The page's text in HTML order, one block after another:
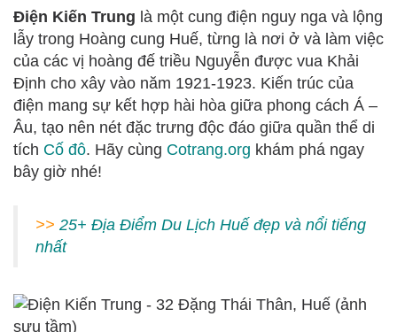
Điện Kiến Trung là một cung điện nguy nga và lộng
lẫy trong Hoàng cung Huế, từng là nơi ở và làm việc
của các vị hoàng đế triều Nguyễn được vua Khải
Định cho xây vào năm 1921-1923. Kiến trúc của
điện mang sự kết hợp hài hòa giữa phong cách Á –
Âu, tạo nên nét đặc trưng độc đáo giữa quần thể di
tích Cố đô. Hãy cùng Cotrang.org khám phá ngay
bây giờ nhé!
>> 25+ Địa Điểm Du Lịch Huế đẹp và nổi tiếng
nhất